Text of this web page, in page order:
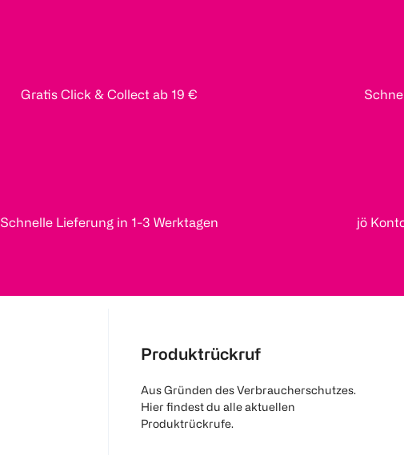
Gratis Click & Collect ab 19 €
Schnelle Lieferung in 1-3 Werktagen jö
Produktrückruf
Aus Gründen des Verbraucherschutzes.
Hier findest du alle aktuellen
Produktrückrufe.